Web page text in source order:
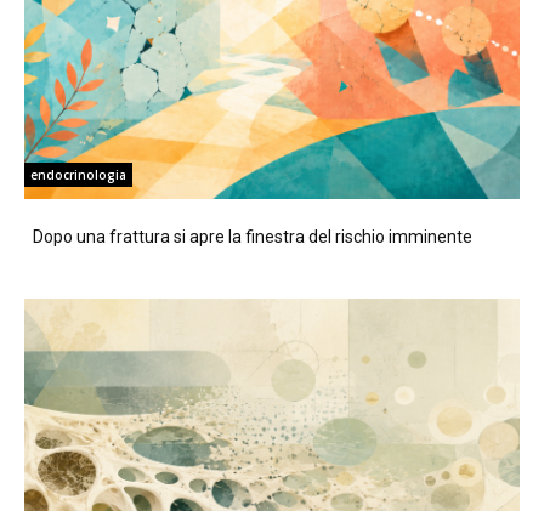
endocrinologia
Dopo una frattura si apre la finestra del rischio imminente